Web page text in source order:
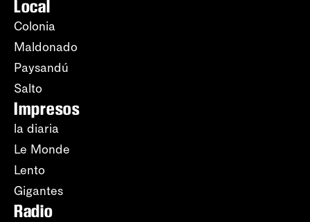
Local
Colonia
Maldonado
Paysandú
Salto
Impresos
la diaria
Le Monde
Lento
Gigantes
Radio